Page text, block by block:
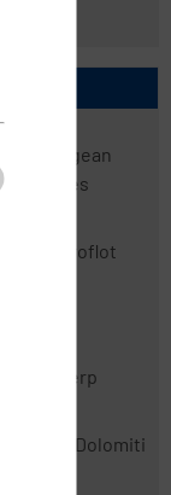
Aegean
Airlines
Aeroflot
Antwerp
Air Dolomiti